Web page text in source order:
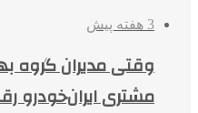
3 هفته پیش
وقتی مدیران گروه
مشتری ایران‌خودرو